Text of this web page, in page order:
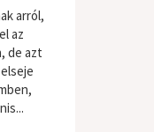
arról,
az
de azt